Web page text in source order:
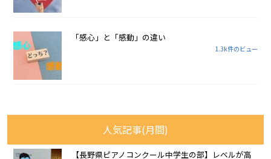
「感心」と「感動」の違い
1.3k件のビュー
人気記事(月間)
【長野県ピアノコンクール中学生の部】レベルが高